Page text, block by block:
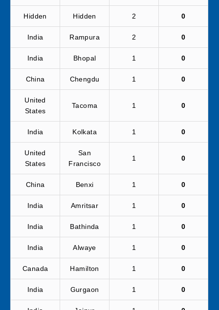
Hidden Hidden 2 0
India Rampura 2 0
India Bhopal 1 0
China Chengdu 1 0
United
States
Tacoma 1 0
India Kolkata 1 0
United
States
San
Francisco
1 0
China Benxi 1 0
India Amritsar 1 0
India Bathinda 1 0
India Alwaye 1 0
Canada Hamilton 1 0
India Gurgaon 1 0